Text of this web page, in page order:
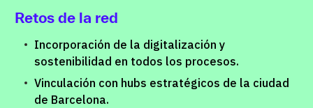
Retos de la red
Incorporación de la digitalización y
sostenibilidad en todos los procesos.
Vinculación con hubs estratégicos de la ciudad
de Barcelona.